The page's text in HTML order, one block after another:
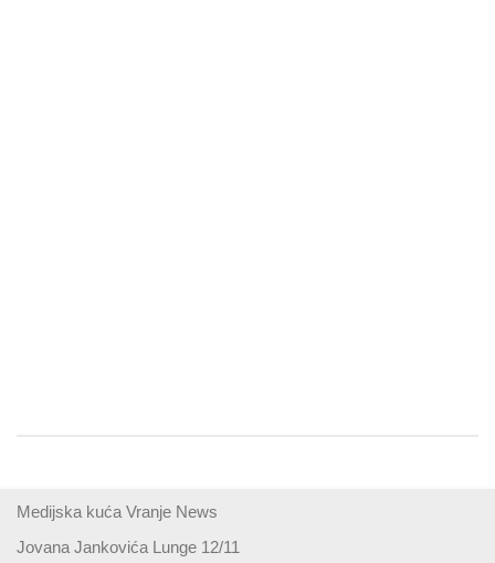
Medijska kuća Vranje News
Jovana Jankovića Lunge 12/11